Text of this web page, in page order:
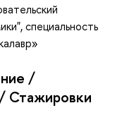
специальность
/
Стажировки